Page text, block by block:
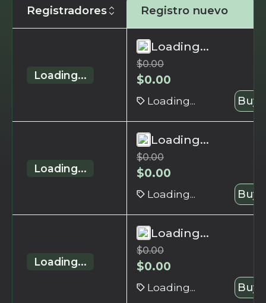
Registradores Registro nuevo
Loading...
Loading...
$0.00
$0.00
Loading... Buy
Loading...
Loading...
$0.00
$0.00
Loading... Buy
Loading...
Loading...
$0.00
$0.00
Loading... Buy